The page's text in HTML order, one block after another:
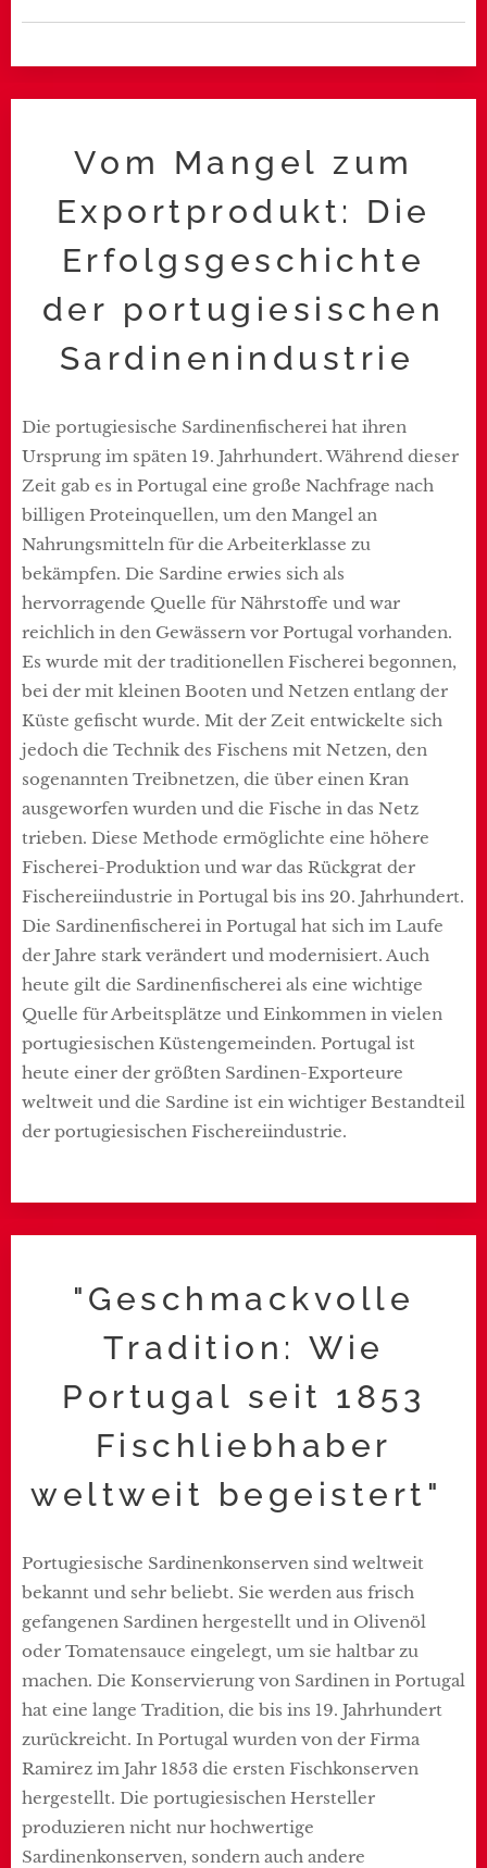
Vom Mangel zum
Exportprodukt: Die
Erfolgsgeschichte
der portugiesischen
Sardinenindustrie
Die portugiesische Sardinenfischerei hat ihren
Ursprung im späten 19. Jahrhundert. Während dieser
Zeit gab es in Portugal eine große Nachfrage nach
billigen Proteinquellen, um den Mangel an
Nahrungsmitteln für die Arbeiterklasse zu
bekämpfen. Die Sardine erwies sich als
hervorragende Quelle für Nährstoffe und war
reichlich in den Gewässern vor Portugal vorhanden.
Es wurde mit der traditionellen Fischerei begonnen,
bei der mit kleinen Booten und Netzen entlang der
Küste gefischt wurde. Mit der Zeit entwickelte sich
jedoch die Technik des Fischens mit Netzen, den
sogenannten Treibnetzen, die über einen Kran
ausgeworfen wurden und die Fische in das Netz
trieben. Diese Methode ermöglichte eine höhere
Fischerei-Produktion und war das Rückgrat der
Fischereiindustrie in Portugal bis ins 20. Jahrhundert.
Die Sardinenfischerei in Portugal hat sich im Laufe
der Jahre stark verändert und modernisiert. Auch
heute gilt die Sardinenfischerei als eine wichtige
Quelle für Arbeitsplätze und Einkommen in vielen
portugiesischen Küstengemeinden. Portugal ist
heute einer der größten Sardinen-Exporteure
weltweit und die Sardine ist ein wichtiger Bestandteil
der portugiesischen Fischereiindustrie.
"Geschmackvolle
Tradition: Wie
Portugal seit 1853
Fischliebhaber
weltweit begeistert"
Portugiesische Sardinenkonserven sind weltweit
bekannt und sehr beliebt. Sie werden aus frisch
gefangenen Sardinen hergestellt und in Olivenöl
oder Tomatensauce eingelegt, um sie haltbar zu
machen. Die Konservierung von Sardinen in Portugal
hat eine lange Tradition, die bis ins 19. Jahrhundert
zurückreicht. In Portugal wurden von der Firma
Ramirez im Jahr 1853 die ersten Fischkonserven
hergestellt. Die portugiesischen Hersteller
produzieren nicht nur hochwertige
Sardinenkonserven, sondern auch andere